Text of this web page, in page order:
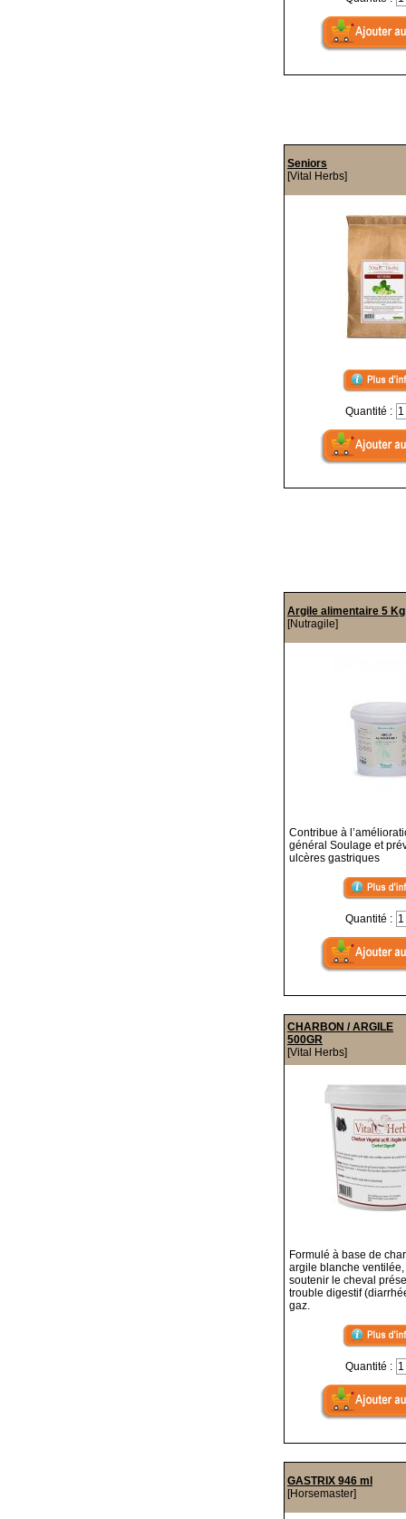
Seniors
[Vital Herbs]
Quantité :
Argile alimentaire 5 Kg
[Nutragile]
Contribue à
général Soulage et
ulcères gastriques
Quantité :
CHARBON / ARGILE
500GR
[Vital Herbs]
Formulé à base de
argile blanche
soutenir le cheval
trouble digestif
gaz.
Quantité :
GASTRIX 946 ml
[Horsemaster]